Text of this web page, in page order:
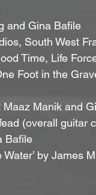
and Gina Bafile
South West
Time, Life
Foot in the
Maaz Manik and
(overall guitar
Bafile
by James